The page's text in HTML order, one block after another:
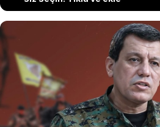
Terör örgütü YPG/
Abdi, Ankara’ya ziyaret
aşamasında"
örgütü PKK'nın lideri
bir görüşme